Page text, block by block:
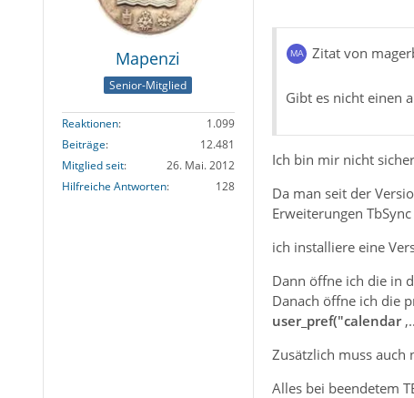
Mapenzi
Senior-Mitglied
Reaktionen
1.099
Beiträge
12.481
Mitglied seit
26. Mai. 2012
Hilfreiche Antworten
128
Zitat von
Gibt es nicht einen
Ich bin mir nicht
Da man seit der
Erweiterungen
ich installiere eine
Dann öffne ich die in
Danach öffne ich die
user_pref("calendar
Zusätzlich muss
Alles bei beendetem